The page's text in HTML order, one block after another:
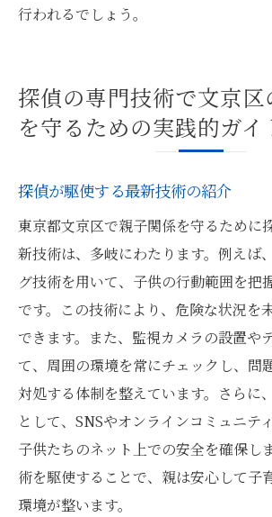
行われるでしょう。
探偵の専門技術で文京
を守るための実践的ガイ
探偵が駆使する最新技術の紹介
東京都文京区で親子関係を守るために
新技術は、多岐にわたります。例えば
グ技術を用いて、子供の行動範囲を把
です。この技術により、危険な状況を
できます。また、監視カメラの設置や
て、周囲の環境を常にチェックし、問
対処する体制を整えています。さらに
として、SNSやオンラインコミュニテ
子供たちのネット上での安全を確保し
術を駆使することで、親は安心して子
環境が整います。